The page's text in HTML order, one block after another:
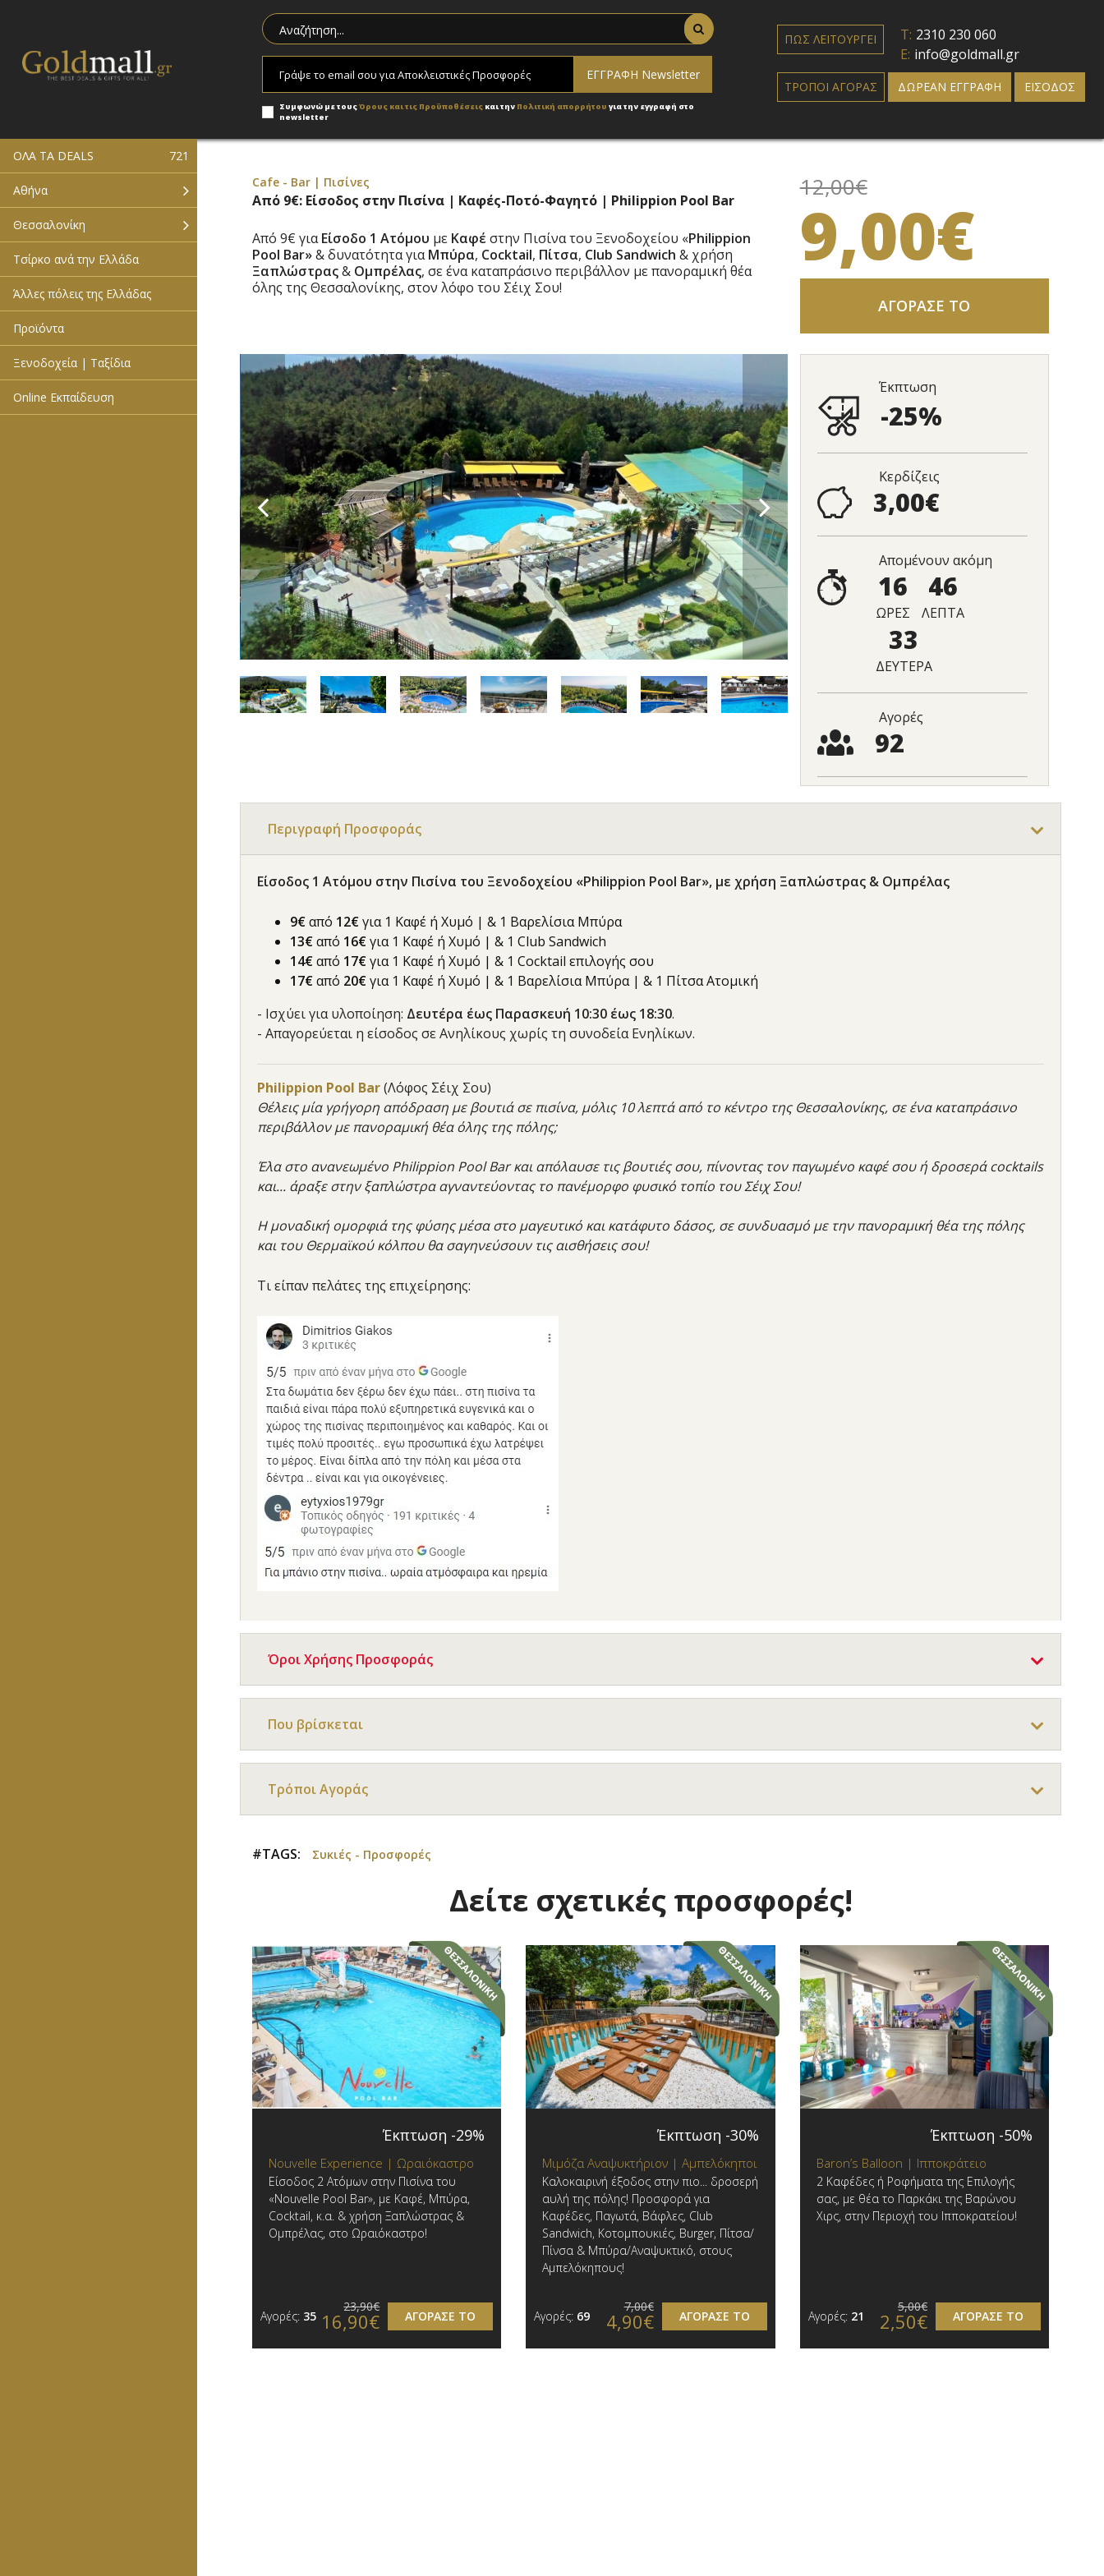
Συμφωνώ με τουςΌρους και τις Προϋποθέσεις και την Πολιτική απορρήτουγια την εγγραφή στο
newsletter
ΠΩΣ ΛΕΙΤΟΥΡΓΕΙ T: 2310 230 060
E: info@goldmall.gr
ΤΡΟΠΟΙ ΑΓΟΡΑΣ ΔΩΡΕΑΝ ΕΓΓΡΑΦΗ ΕΙΣΟΔΟΣ
ΟΛΑ ΤΑ DEALS 721
Αθήνα
Θεσσαλονίκη
Τσίρκο ανά την Ελλάδα
Άλλες πόλεις της Ελλάδας
Προϊόντα
Ξενοδοχεία | Ταξίδια
Online Εκπαίδευση
Cafe - Bar | Πισίνες
Από 9€: Είσοδος στην Πισίνα | Καφές-Ποτό-Φαγητό | Philippion Pool Bar
Από 9€ γιαΕίσοδο 1 Ατόμου με Καφέ στην Πισίνα του Ξενοδοχείου «Philippion
Pool Bar»& δυνατότητα γιαΜπύρα, Cocktail, Πίτσα, Club Sandwich & χρήση
Ξαπλώστρας& Ομπρέλας, σε ένα καταπράσινο περιβάλλον με πανοραμική θέα
όλης της Θεσσαλονίκης, στον λόφο του Σέιχ Σου!
12,00€
9,00€
ΑΓΟΡΑΣΕ ΤΟ
Έκπτωση
-25%
Κερδίζεις
3,00€
Απομένουν ακόμη
16
ΩΡΕΣ
46
ΛΕΠΤΑ
32
ΔΕΥΤΕΡΑ
Αγορές
92
Περιγραφή Προσφοράς
Είσοδος 1 Ατόμου στην Πισίνα του Ξενοδοχείου «Philippion Pool Bar», με χρήση Ξαπλώστρας & Ομπρέλας
9€από 12€για 1 Καφέ ή Χυμό | & 1 Βαρελίσια Μπύρα
13€από 16€για 1 Καφέ ή Χυμό | & 1 Club Sandwich
14€από 17€για 1 Καφέ ή Χυμό | & 1 Cocktail επιλογής σου
17€από 20€για 1 Καφέ ή Χυμό | & 1 Βαρελίσια Μπύρα | & 1 Πίτσα Ατομική
- Ισχύει για υλοποίηση: Δευτέρα έως Παρασκευή 10:30 έως 18:30.
- Απαγορεύεται η είσοδος σε Ανηλίκους χωρίς τη συνοδεία Ενηλίκων.
Philippion Pool Bar(Λόφος Σέιχ Σου)
Θέλεις μία γρήγορη απόδραση με βουτιά σε πισίνα, μόλις 10 λεπτά από το κέντρο της Θεσσαλονίκης, σε ένα καταπράσινο
περιβάλλον με πανοραμική θέα όλης της πόλης;
Έλα στο ανανεωμένο Philippion Pool Bar και απόλαυσε τις βουτιές σου, πίνοντας τον παγωμένο καφέ σου ή δροσερά cocktails
και... άραξε στην ξαπλώστρα αγναντεύοντας το πανέμορφο φυσικό τοπίο του Σέιχ Σου!
Η μοναδική ομορφιά της φύσης μέσα στο μαγευτικό και κατάφυτο δάσος, σε συνδυασμό με την πανοραμική θέα της πόλης
και του Θερμαϊκού κόλπου θα σαγηνεύσουν τις αισθήσεις σου!
Τι είπαν πελάτες της επιχείρησης:
Όροι Χρήσης Προσφοράς
Που βρίσκεται
Τρόποι Αγοράς
#TAGS: Συκιές - Προσφορές
Δείτε σχετικές προσφορές!
Έκπτωση -29%
Nouvelle Experience | Ωραιόκαστρο
Είσοδος 2 Ατόμων στην Πισίνα του
«Nouvelle Pool Bar», με Καφέ, Μπύρα,
Cocktail, κ.α. & χρήση Ξαπλώστρας &
Ομπρέλας, στο Ωραιόκαστρο!
Αγορές: 35 ΑΓΟΡΑΣΕ ΤΟ
23,90€
16,90€
Έκπτωση -30%
Μιμόζα Αναψυκτήριον | Αμπελόκηποι
Καλοκαιρινή έξοδος στην πιο... δροσερή
αυλή της πόλης! Προσφορά για
Καφέδες, Παγωτά, Βάφλες, Club
Sandwich, Κοτομπουκιές, Burger, Πίτσα/
Πίνσα & Μπύρα/Αναψυκτικό , στους
Αμπελόκηπους!
Αγορές: 69 ΑΓΟΡΑΣΕ ΤΟ
7,00€
4,90€
Έκπτωση -50%
Baron’s Balloon | Ιπποκράτειο
2 Καφέδες ή Ροφήματα της Επιλογής
σας, με θέα το Παρκάκι της Βαρώνου
Χιρς, στην Περιοχή του Ιπποκρατείου!
Αγορές: 21 ΑΓΟΡΑΣΕ ΤΟ
5,00€
2,50€